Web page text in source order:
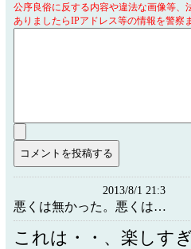
公序良俗に反する内容や違法な画像等
ありましたらIPアドレス等の情報を警察
2013/8/1 21:3
悪くは無かった。悪くは…
これは・・、楽しす